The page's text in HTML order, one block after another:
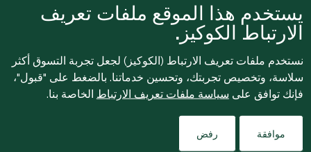
يستخدم هذا الموقع ملفات تعريف
الارتباط الكوكيز.
نستخدم ملفات تعريف الارتباط (الكوكيز) لجعل تجربة التسوق أكثر
سلاسة، وتخصيص تجربتك، وتحسين خدماتنا. بالضغط على "قبول"،
فإنك توافق على سياسة ملفات تعريف الارتباط الخاصة بنا.
موافقة رفض